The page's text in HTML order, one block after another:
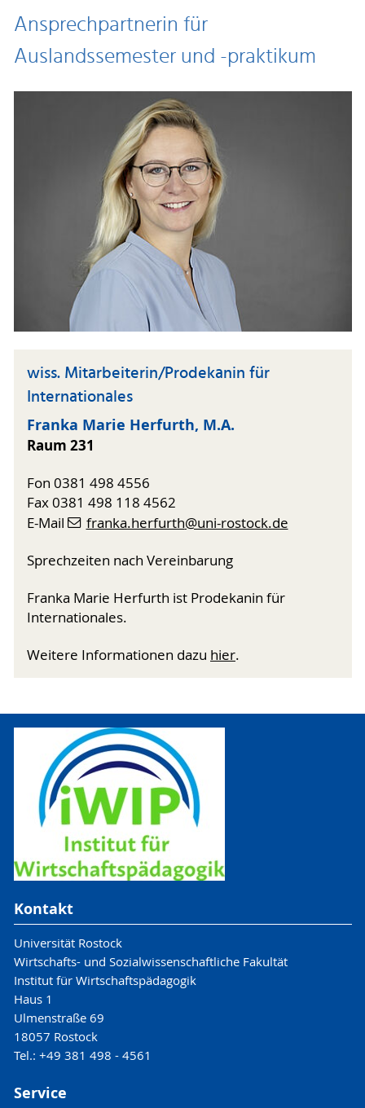
Ansprechpartnerin für
Auslandssemester und -praktikum
wiss. Mitarbeiterin/Prodekanin für
Internationales
Franka Marie Herfurth, M.A.
Raum 231
Fon 0381 498 4556
Fax 0381 498 118 4562
E-Mail
franka.herfurth@uni-rostock.de
Sprechzeiten nach Vereinbarung
Franka Marie Herfurth ist Prodekanin für
Internationales.
Weitere Informationen dazu hier.
Kontakt
Universität Rostock
Wirtschafts- und Sozialwissenschaftliche Fakultät
Institut für Wirtschaftspädagogik
Haus 1
Ulmenstraße 69
18057 Rostock
Tel.: +49 381 498 - 4561
Service